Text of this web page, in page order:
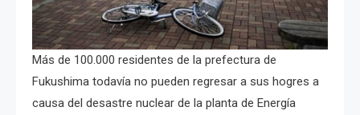
Más de 100.000 residentes de la prefectura de
Fukushima todavía no pueden regresar a sus hogres a
causa del desastre nuclear de la planta de Energía